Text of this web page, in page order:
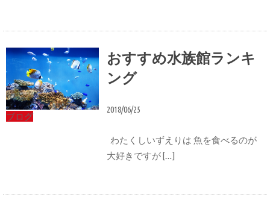
ブログ
おすすめ水族館ランキ
ング
2018/06/25
わたくしいずえりは 魚を食べるのが
大好きですが […]